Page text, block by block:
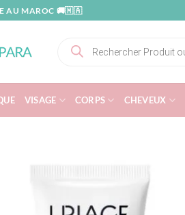
AU MAROC 🚚🇲🇦
produits
VISAGE CORPS CHEVEUX